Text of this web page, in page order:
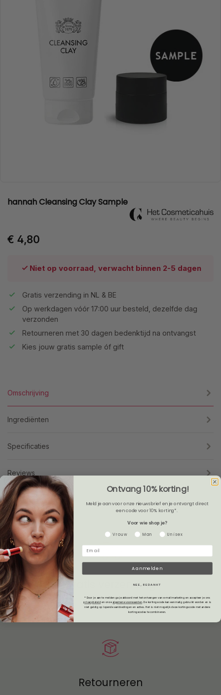
hannah Cleansing Clay Sample
€ 4,80
Niet op voorraad, verwacht binnen 2-5 dagen
Gratis verzending in NL & BE
Op werkdagen vóór 17:00 uur besteld, dezelfde dag
verzonden
Retourneren met 30 dagen bedenktijd na ontvangst
Kies jouw gratis sample óf gift
Omschrijving
Ingrediënten
Specificaties
Reviews
Gratis verzending
in Nederland en België.
Retourneren
Ontvang 10% korting!
Meld je aan voor onze nieuwsbrief en je ontvangt direct
een code voor 10% korting*.
Voor wie shop je?
Gender
Vrouw Man Unisex
Aanmelden
NEE, BEDANKT
* Door je aan te melden ga je akkoord met het ontvangen van e-mailmarketing en accepteer je ons
privacybeleid en onze algemene voorwaarden .De kortingscode kan eenmalig gebruikt worden en is
niet geldig op lopende aanbiedingen en acties. Het is niet mogelijk deze kortingscode met andere
kortingscodes te combineren.